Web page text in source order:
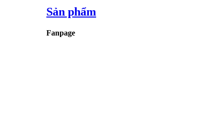
Sản phẩm
Fanpage